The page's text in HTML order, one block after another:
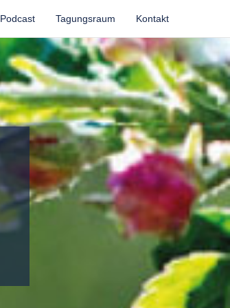
Podcast Tagungsraum Kontakt